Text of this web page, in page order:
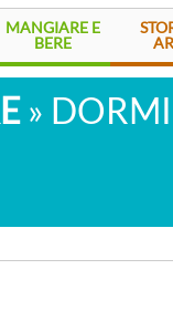
MANGIARE E
BERE
»